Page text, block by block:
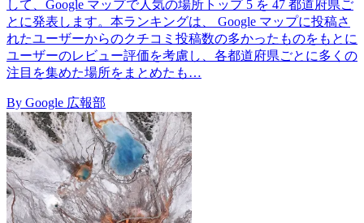
して、Google マップで人気の場所トップ 5 を 47 都道府県ご
とに発表します。本ランキングは、 Google マップに投稿さ
れたユーザーからのクチコミ投稿数の多かったものをもとに
ユーザーのレビュー評価を考慮し、各都道府県ごとに多くの
注目を集めた場所をまとめたも…
By Google 広報部